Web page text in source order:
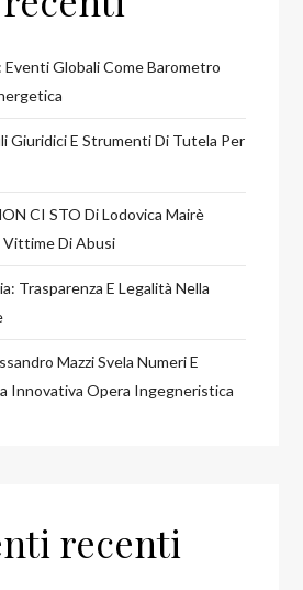
Eventi Globali Come Barometro
Giuridici E Strumenti Di Tutela Per
CI STO Di Lodovica Mairè
Vittime Di Abusi
Trasparenza E Legalità Nella
Mazzi Svela Numeri E
Innovativa Opera Ingegneristica
recenti